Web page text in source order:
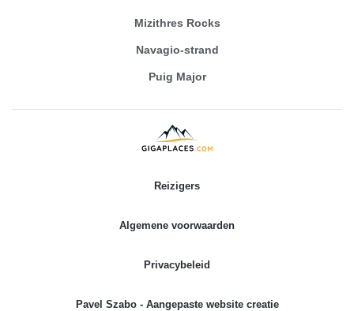
Mizithres Rocks
Navagio-strand
Puig Major
Reizigers
Algemene voorwaarden
Privacybeleid
Pavel Szabo - Aangepaste website creatie